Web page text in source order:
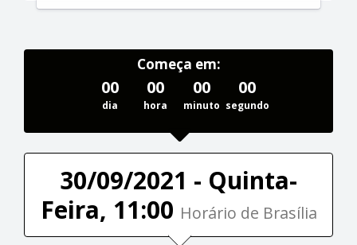
Começa em:
00
dia
00
hora
00
minuto
00
segundo
30/09/2021 - Quinta-
Feira, 11:00 Horário de Brasília